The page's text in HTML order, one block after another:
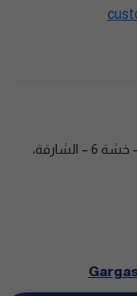
شارع أبو عمرو البصري – ضاحية الرحمانية – خشة 6 – الشارقة،